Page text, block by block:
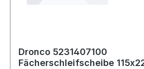
Dronco 5231407100
Fächerschleifscheibe